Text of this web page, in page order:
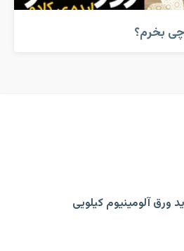
چی بخرم؟
ورق آلومینیوم کیلویی